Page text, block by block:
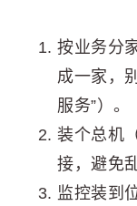
按业务分
成一家，
服务”）。
装个总机
接，避免
监控装到